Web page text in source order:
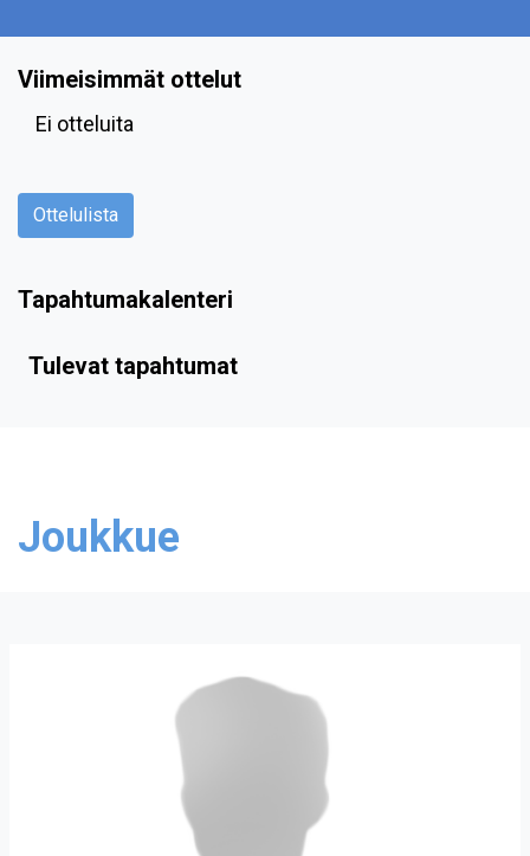
Viimeisimmät ottelut
Ei otteluita
Ottelulista
Tapahtumakalenteri
Tulevat tapahtumat
Joukkue